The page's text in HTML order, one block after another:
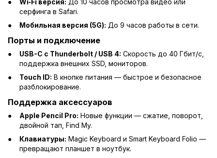
серфинга в Safari.
Мобильная версия (5G): До 9 часов работы в сети.
Порты и подключение
USB-C с Thunderbolt / USB 4: Скорость до 40 Гбит/с,
поддержка внешних SSD, мониторов.
Touch ID: В кнопке питания — быстрое и безопасное
разблокирование.
Поддержка аксессуаров
Apple Pencil Pro: Новые функции — сжатие, поворот,
двойной тап, Find My.
Клавиатуры: Magic Keyboard и Smart Keyboard Folio —
превращают планшет в ноутбук.